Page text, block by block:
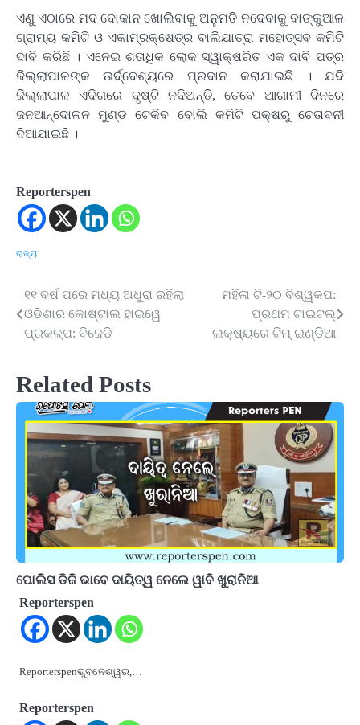
ଏଣୁ ଏଠାରେ ମଦ ଦୋକାନ ଖୋଲିବାକୁ ଅନୁମତି ନଦେବାକୁ ବାଙ୍କୁଆଳ
ଗ୍ରାମ୍ୟ କମିଟି ଓ ଏକାମ୍ରକ୍ଷେତ୍ର ବାଲିଯାତ୍ରା ମହୋତ୍ସବ କମିଟି
ଦାବି କରିଛି । ଏନେଇ ଶତାଧିକ ଲୋକ ସ୍ୱାକ୍ଷରିତ ଏକ ଦାବି ପତ୍ର
ଜିଲ୍ଲାପାଳଙ୍କ ଉର୍ଦ୍ଦେଶ୍ୟରେ ପ୍ରଦାନ କରାଯାଇଛି । ଯଦି
ଜିଲ୍ଲାପାଳ ଏଦିଗରେ ଦୃଷ୍ଟି ନଦିଅନ୍ତି, ତେବେ ଆଗାମୀ ଦିନରେ
ଜନଆନ୍ଦୋଳନ ମୁଣ୍ଡ ଟେକିବ ବୋଲି କମିଟି ପକ୍ଷରୁ ଚେତାବନୀ
ଦିଆଯାଇଛି ।
Reporterspen
ରାଜ୍ୟ
Post
navigation
୧୧ ବର୍ଷ ପରେ ମଧ୍ୟ ଅଧୁରା ରହିଲା
ଓଡିଶାର କୋଷ୍ଟାଲ ହାଇୱେ
ପ୍ରକଳ୍ପ: ବିଜେଡି
ମହିଳା ଟି-୨୦ ବିଶ୍ୱକପ:
ପ୍ରଥମ ଟାଇଟଲ୍
ଲକ୍ଷ୍ୟରେ ଟିମ୍ ଇଣ୍ଡିଆ
Related Posts
ପୋଲିସ ଡିଜି ଭାବେ ଦାୟିତ୍ୱ ନେଲେ ୱାବି ଖୁରାନିଆ
Reporterspen
Reporterspenଭୁବନେଶ୍ୱର,…
Reporterspen